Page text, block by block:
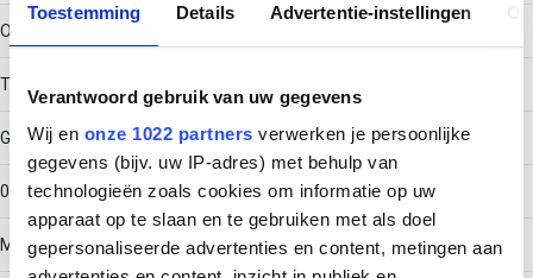
Toestemming Details Advertentie-instellingen
Verantwoord gebruik van uw gegevens
Wij en onze 1022 partners verwerken je persoonlijke
gegevens (bijv. uw IP-adres) met behulp van
technologieën zoals cookies om informatie op uw
apparaat op te slaan en te gebruiken met als doel
gepersonaliseerde advertenties en content, metingen aan
Oppervlaktebescherming
Thermisch verzinkt (Hot-dip)
Gewicht
0.48059
Materiaaldikte